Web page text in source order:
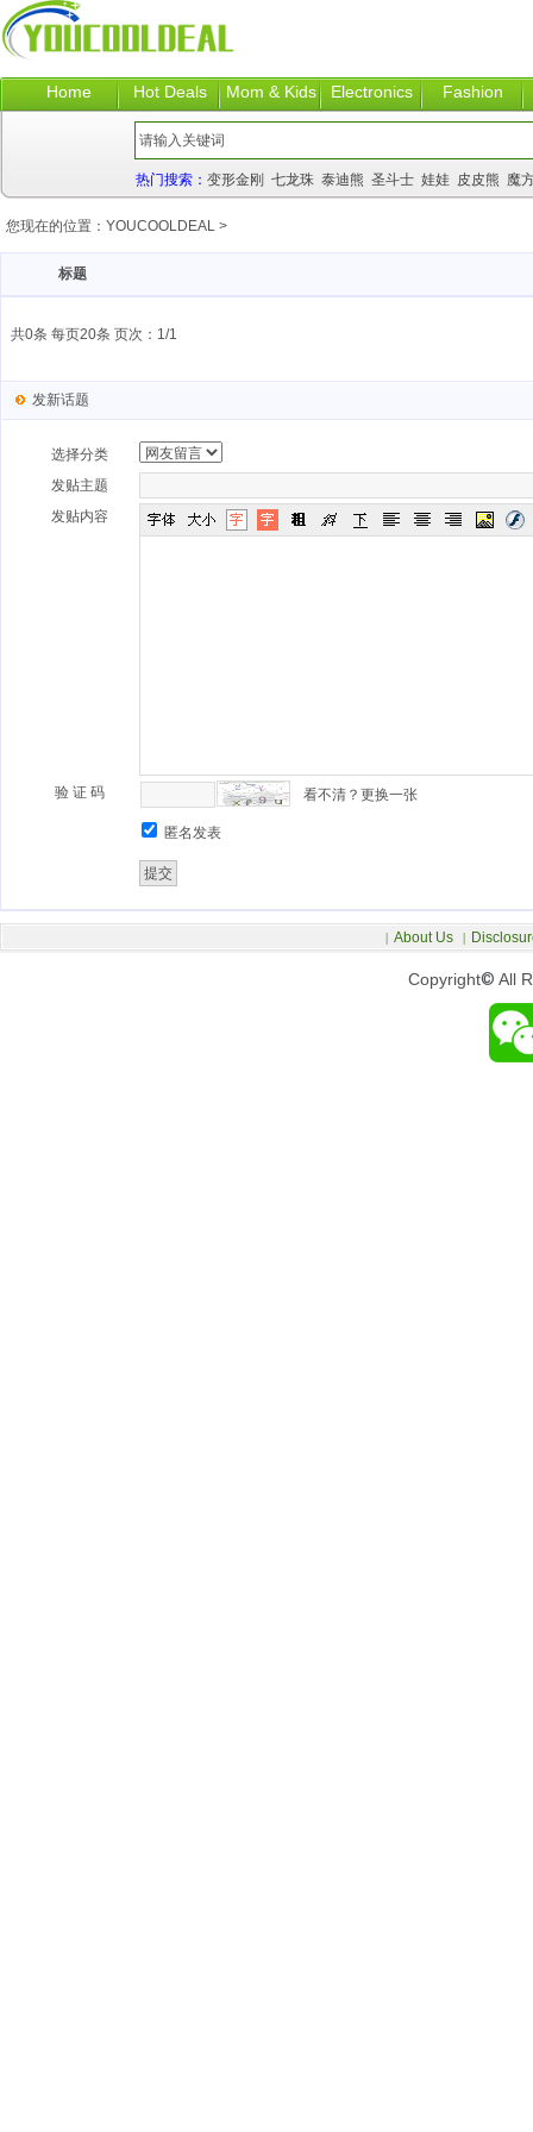
Home Hot Deals Mom & Kids Electronics Fashion
热门搜索： 变形金刚 七龙珠 泰迪熊 圣斗士 娃娃 皮皮熊 魔
您现在的位置： YOUCOOLDEAL >
标题
共0条 每页20条 页次：1/1
发新话题
选择分类
发贴主题
发贴内容
验 证 码 看不清？更换一张
匿名发表
Copyright© All
| About Us |